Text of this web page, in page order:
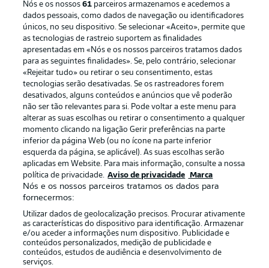
Publicidade Avisos legais
Gerir preferências Aviso de privacidade
Emissoras
Trabalhe conosco Marca
Contato Jogadores
Nós e os nossos61 parceiros armazenamos e acedemos a
dados pessoais, como dados de navegação ou identificadores
únicos, no seu dispositivo. Se selecionar «Aceito», permite que
as tecnologias de rastreio suportem as finalidades
apresentadas em «Nós e os nossos parceiros tratamos dados
para as seguintes finalidades». Se, pelo contrário, selecionar
«Rejeitar tudo» ou retirar o seu consentimento, estas
tecnologias serão desativadas. Se os rastreadores forem
desativados, alguns conteúdos e anúncios que vê poderão
não ser tão relevantes para si. Pode voltar a este menu para
alterar as suas escolhas ou retirar o consentimento a qualquer
momento clicando na ligação Gerir preferências na parte
inferior da página Web (ou no ícone na parte inferior
esquerda da página, se aplicável). As suas escolhas serão
aplicadas em Website. Para mais informação, consulte a nossa
política de privacidade. Aviso de privacidade Marca
Nós e os nossos parceiros tratamos os dados para
fornecermos:
Utilizar dados de geolocalização precisos. Procurar ativamente
as características do dispositivo para identificação. Armazenar
e/ou aceder a informações num dispositivo. Publicidade e
conteúdos personalizados, medição de publicidade e
conteúdos, estudos de audiência e desenvolvimento de
serviços.